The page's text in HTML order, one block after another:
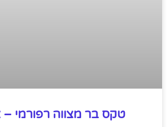
טקס בר מצווה רפורמי –